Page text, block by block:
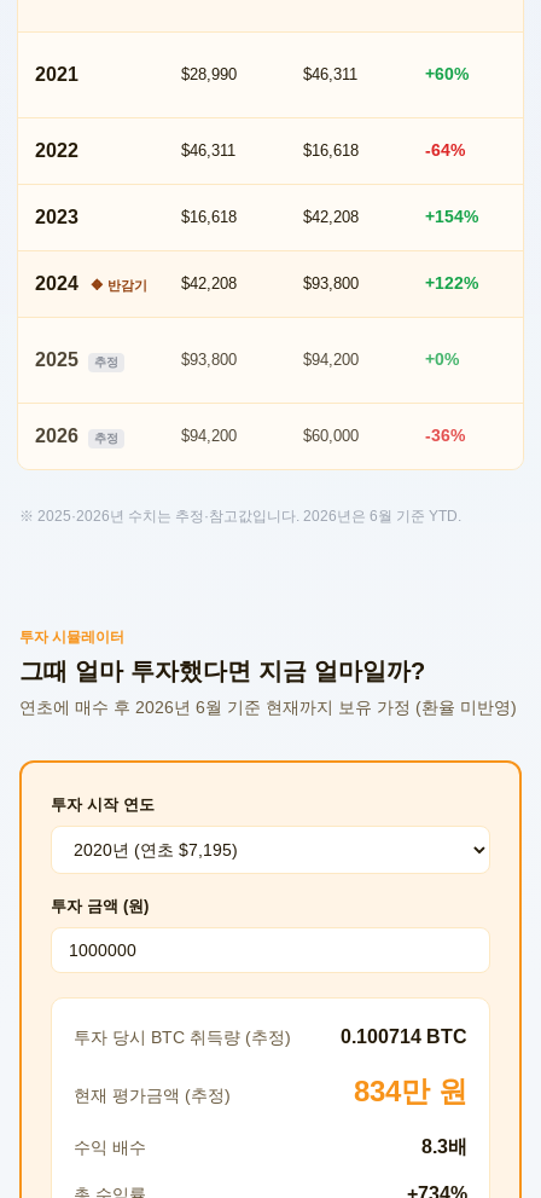
2021 $28,990 $46,311 +60%
2022 $46,311 $16,618 -64%
2023 $16,618 $42,208 +154%
2024 🔶 반감기 $42,208 $93,800 +122%
2025 추정 $93,800 $94,200 +0%
2026 추정 $94,200 $60,000 -36%
※ 2025·2026년 수치는 추정·참고값입니다. 2026년은 6월 기준 YTD.
투자 시뮬레이터
그때 얼마 투자했다면 지금 얼마일까?
연초에 매수 후 2026년 6월 기준 현재까지 보유 가정 (환율 미반영)
투자 시작 연도
투자 금액 (원)
투자 당시 BTC 취득량 (추정) 0.100714 BTC
현재 평가금액 (추정) 834만 원
수익 배수 8.3배
+734%